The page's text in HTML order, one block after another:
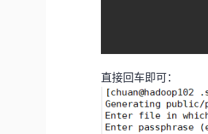
直接回车即可：